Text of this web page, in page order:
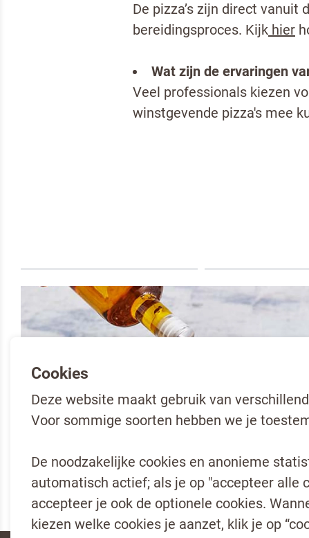
De pizza’s zijn direct
bereidingsproces. Kijk hier
Wat zijn de ervaringen
Veel professionals kiezen
winstgevende pizza's mee
Cookies
Deze website maakt gebruik van
Voor sommige soorten hebben we je
De noodzakelijke cookies en anonieme
automatisch actief; als je op "accepteer alle
accepteer je ook de optionele cookies.
kiezen welke cookies je aanzet, klik je op